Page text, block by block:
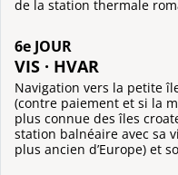
de la station thermale
6e JOUR
VIS · HVAR
Navigation vers la petite
(contre paiement et si la
plus connue des îles
station balnéaire avec sa
plus ancien d’Europe) et